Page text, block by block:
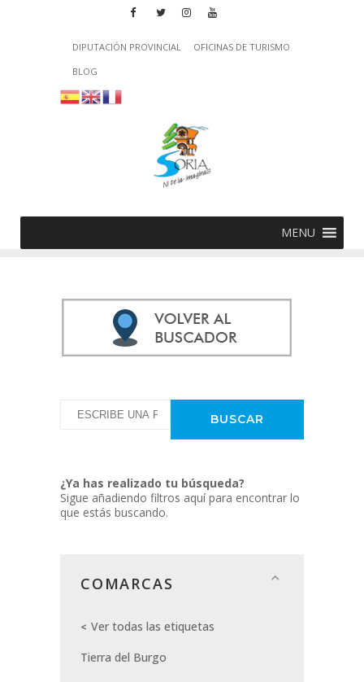
DIPUTACIÓN PROVINCIAL
OFICINAS DE TURISMO
BLOG
MENU
¿Ya has realizado tu búsqueda?
Sigue añadiendo filtros aquí para encontrar lo
que estás buscando.
COMARCAS
Ver todas las etiquetas
Tierra del Burgo